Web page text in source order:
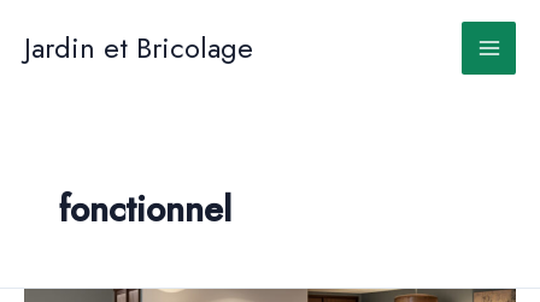
contenu
Jardin et Bricolage
fonctionnel